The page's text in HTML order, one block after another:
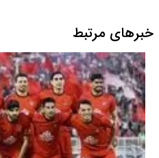
خبرهای مرتبط